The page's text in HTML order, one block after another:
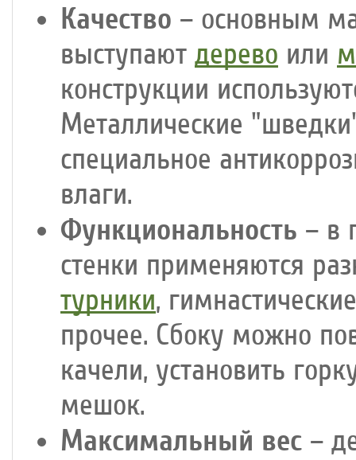
Качество – основным
выступают дерево или
конструкции
Металлические
специальное
влаги.
Функциональность – в
стенки применяются
турники,
прочее. Сбоку можно
качели, установить
мешок.
Максимальный вес –